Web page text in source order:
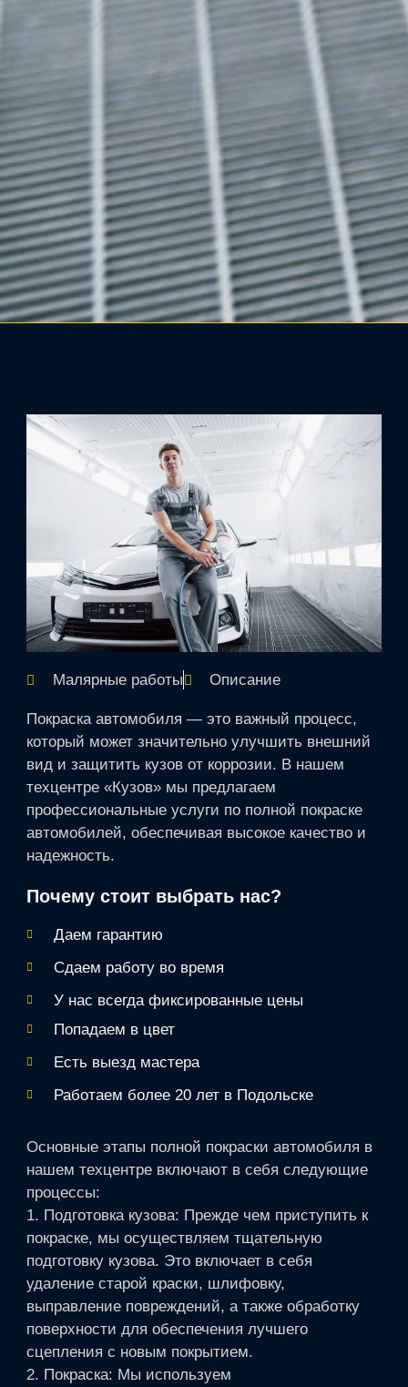
Малярные работы Описание
Покраска автомобиля — это важный процесс,
который может значительно улучшить внешний
вид и защитить кузов от коррозии. В нашем
техцентре «Кузов» мы предлагаем
профессиональные услуги по полной покраске
автомобилей, обеспечивая высокое качество и
надежность.
Почему стоит выбрать нас?
Даем гарантию
Сдаем работу во время
У нас всегда фиксированные цены
Попадаем в цвет
Есть выезд мастера
Работаем более 20 лет в Подольске
Основные этапы полной покраски автомобиля в
нашем техцентре включают в себя следующие
процессы:
1. Подготовка кузова: Прежде чем приступить к
покраске, мы осуществляем тщательную
подготовку кузова. Это включает в себя
удаление старой краски, шлифовку,
выправление повреждений, а также обработку
поверхности для обеспечения лучшего
сцепления с новым покрытием.
2. Покраска: Мы используем